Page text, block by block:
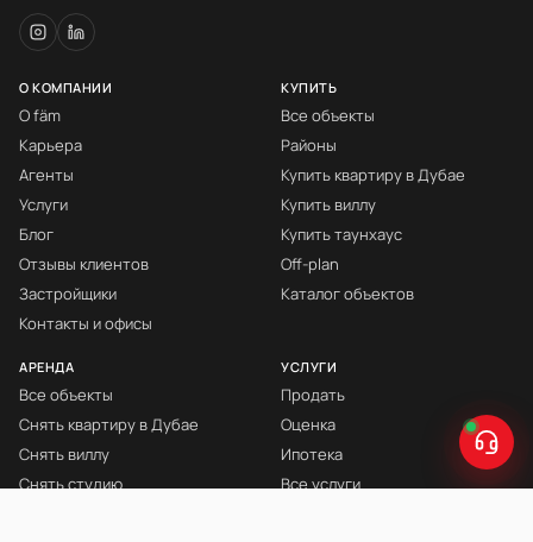
О КОМПАНИИ
О fäm
Карьера
Агенты
Услуги
Блог
Отзывы клиентов
Застройщики
Контакты и офисы
КУПИТЬ
Все объекты
Районы
Купить квартиру в Дубае
Купить виллу
Купить таунхаус
Off-plan
Каталог объектов
АРЕНДА
Все объекты
Снять квартиру в Дубае
Снять виллу
Снять студию
УСЛУГИ
Продать
Оценка
Ипотека
Все услуги